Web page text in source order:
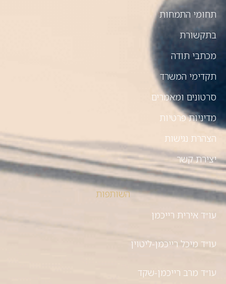
תחומי התמחות
בתקשורת
מכתבי תודה
תקדימי המשרד
סרטונים ומאמרים
מדיניות פרטיות
הצהרת נגישות
יצירת קשר
השותפות
עו״ד אירית רייכמן
עו״ד מיכל רייכמן-ליטוין
עו״ד מרב רייכמן-שקד